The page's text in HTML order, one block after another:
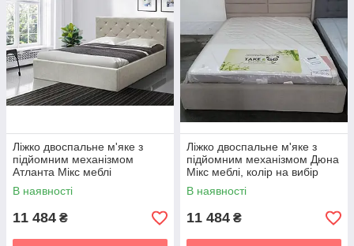
Ліжко двоспальне м'яке з
підйомним механізмом
Атланта Мікс меблі
В наявності
11 484 ₴
Ліжко двоспальне м'яке з
підйомним механізмом Дюна
Мікс меблі, колір на вибір
В наявності
11 484 ₴